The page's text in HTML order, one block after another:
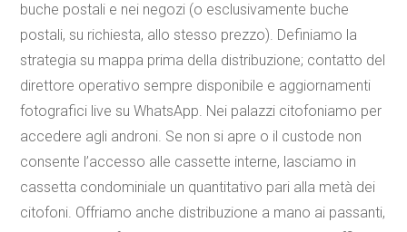
buche postali e nei negozi (o esclusivamente buche
postali, su richiesta, allo stesso prezzo). Definiamo la
strategia su mappa prima della distribuzione; contatto del
direttore operativo sempre disponibile e aggiornamenti
fotografici live su WhatsApp. Nei palazzi citofoniamo per
accedere agli androni. Se non si apre o il custode non
consente l’accesso alle cassette interne, lasciamo in
cassetta condominiale un quantitativo pari alla metà dei
citofoni. Offriamo anche distribuzione a mano ai passanti,